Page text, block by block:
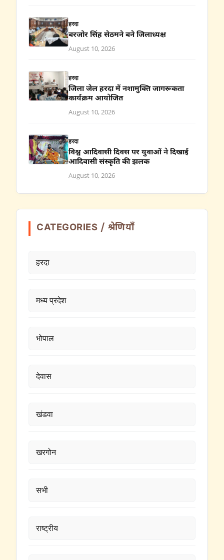
हरदा
बरजोर सिंह सेठमने बने जिलाध्यक्ष
August 10, 2026
हरदा
जिला जेल हरदा में नशामुक्ति जागरूकता
कार्यक्रम आयोजित
August 10, 2026
हरदा
विश्व आदिवासी दिवस पर युवाओं ने दिखाई
आदिवासी संस्कृति की झलक
August 10, 2026
CATEGORIES / श्रेणियाँ
हरदा
मध्य प्रदेश
भोपाल
देवास
खंडवा
खरगोन
सभी
राष्ट्रीय